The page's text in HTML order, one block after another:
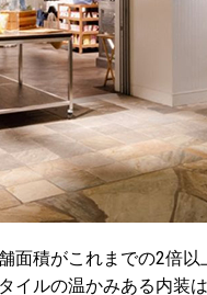
面積がこれまでの2倍
イルの温かみある内装